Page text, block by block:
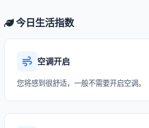
今日生活指数
空调开启
您将感到很舒适，一般不需要开启空调。